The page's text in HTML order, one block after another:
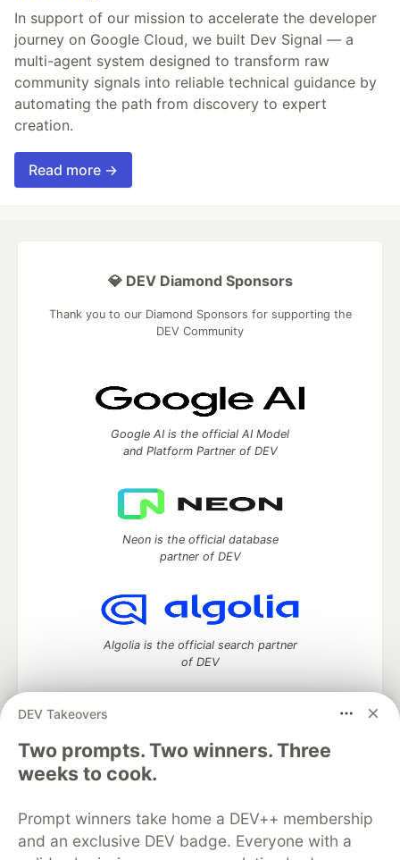
In support of our mission to accelerate the developer
journey on Google Cloud, we built Dev Signal — a
multi-agent system designed to transform raw
community signals into reliable technical guidance by
automating the path from discovery to expert
creation.
Read more →
DEV Takeovers
Two prompts. Two winners. Three
weeks to cook.
Prompt winners take home a DEV++ membership
and an exclusive DEV badge. Everyone with a
💎 DEV Diamond Sponsors
Thank you to our Diamond Sponsors for supporting the
DEV Community
Google AI is the official AI Model
and Platform Partner of DEV
Neon is the official database
partner of DEV
Algolia is the official search partner
of DEV
DEV Community— A space to discuss and keep up software
development and manage your software career
Home
DEV Challenges
Organization Accounts
DEV Showcase About
Contact
Free Postgres Database
DEV Shop
MLH